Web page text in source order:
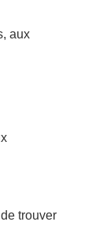
aux
trouver